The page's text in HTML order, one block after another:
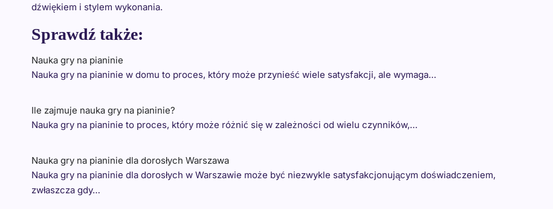
dźwiękiem i stylem wykonania.
Sprawdź także:
Nauka gry na pianinie
Nauka gry na pianinie w domu to proces, który może przynieść wiele satysfakcji, ale wymaga…
Ile zajmuje nauka gry na pianinie?
Nauka gry na pianinie to proces, który może różnić się w zależności od wielu czynników,…
Nauka gry na pianinie dla dorosłych Warszawa
Nauka gry na pianinie dla dorosłych w Warszawie może być niezwykle satysfakcjonującym doświadczeniem,
zwłaszcza gdy…